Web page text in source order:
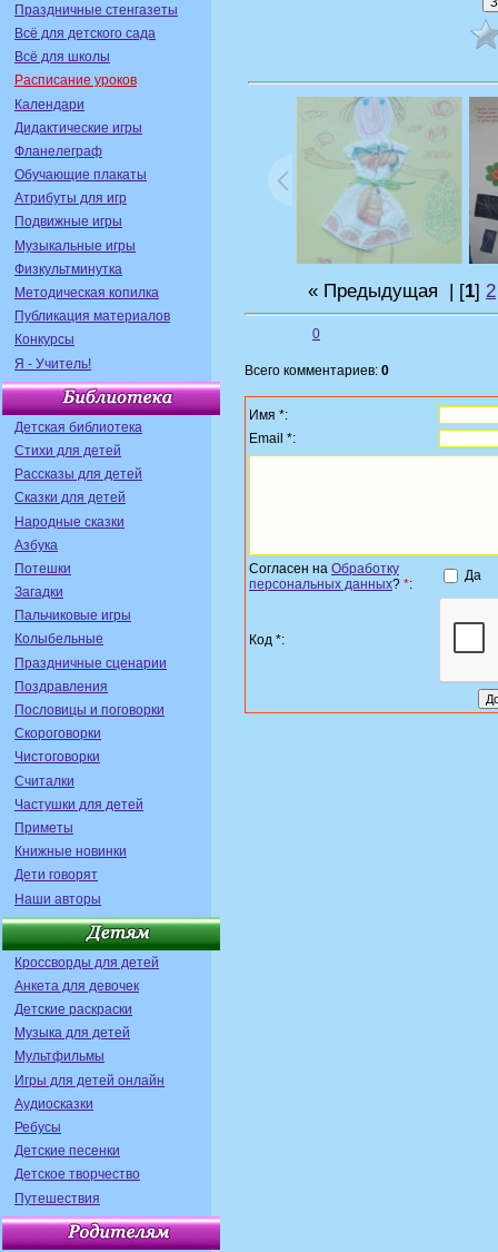
Праздничные стенгазеты
Всё для детского сада
Всё для школы
Расписание уроков
Календари
Дидактические игры
Фланелеграф
Обучающие плакаты
Атрибуты для игр
Подвижные игры
Музыкальные игры
Физкультминутка
Методическая копилка
Публикация материалов
Конкурсы
Я - Учитель!
Детская библиотека
Стихи для детей
Рассказы для детей
Сказки для детей
Народные сказки
Азбука
Потешки
Загадки
Пальчиковые игры
Колыбельные
Праздничные сценарии
Поздравления
Пословицы и поговорки
Скороговорки
Чистоговорки
Считалки
Частушки для детей
Приметы
Книжные новинки
Дети говорят
Наши авторы
Кроссворды для детей
Анкета для девочек
Детские раскраски
Музыка для детей
Мультфильмы
Игры для детей онлайн
Аудиосказки
Ребусы
Детские песенки
Детское творчество
Путешествия
« Предыдущая | [1] 2
0
Всего комментариев: 0
Имя *:
Email *:
Согласен на Обработку
персональных данных? *:
Да
Код *: